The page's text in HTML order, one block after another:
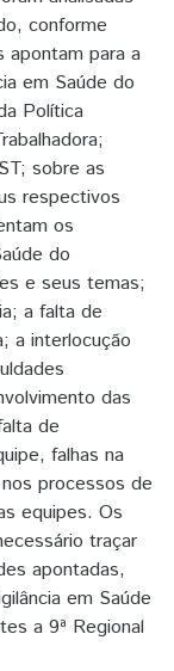
conforme
apontam para a
em Saúde do
Política
sobre as
respectivos
os
do
e seus temas;
a falta de
a interlocução
das
de
falhas na
processos de
equipes. Os
traçar
apontadas,
em Saúde
a 9ª Regional